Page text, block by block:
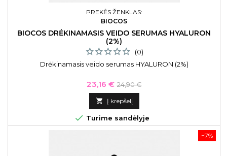
PREKĖS ŽENKLAS:
BIOCOS
BIOCOS DRĖKINAMASIS VEIDO SERUMAS HYALURON
(2%)
(0)
Drėkinamasis veido serumas HYALURON (2%)
Kaina
23,16 € Bazinė
kaina
24,90 €
 Į krepšelį
 Turime sandėlyje
−7%